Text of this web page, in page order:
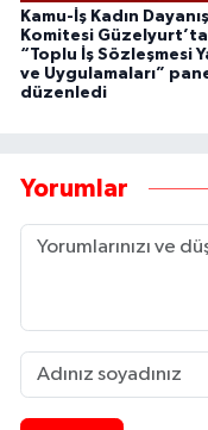
Kamu-İş Kadın
Komitesi Güzelyurt’ta
“Toplu İş Sözleşmesi
ve Uygulamaları”
düzenledi
Yorumlar